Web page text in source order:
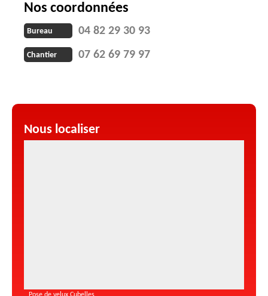
Nos coordonnées
Bureau 04 82 29 30 93
Chantier 07 62 69 79 97
Nous localiser